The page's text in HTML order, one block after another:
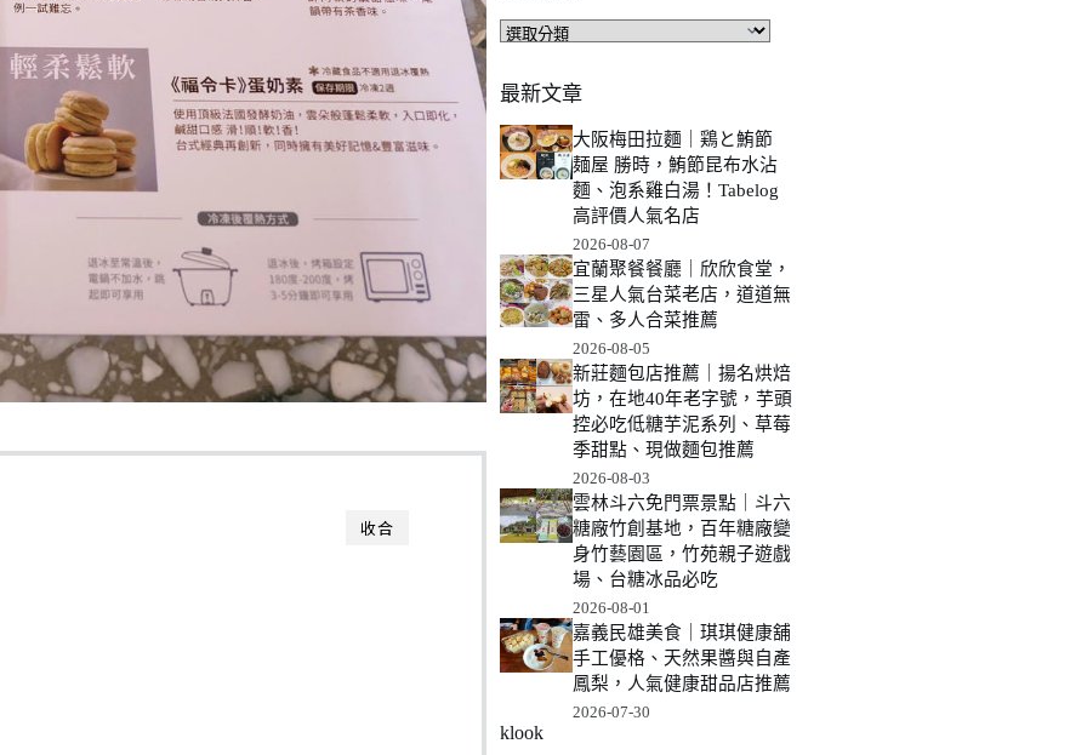
收合
文
分
類
最新文章
大阪梅田拉麵｜鶏と鮪節
麺屋 勝時，鮪節昆布水沾
麵、泡系雞白湯！Tabelog
高評價人氣名店
2026-08-07
宜蘭聚餐餐廳｜欣欣食堂，
三星人氣台菜老店，道道無
雷、多人合菜推薦
2026-08-05
新莊麵包店推薦｜揚名烘焙
坊，在地40年老字號，芋頭
控必吃低糖芋泥系列、草莓
季甜點、現做麵包推薦
2026-08-03
雲林斗六免門票景點｜斗六
糖廠竹創基地，百年糖廠變
身竹藝園區，竹苑親子遊戲
場、台糖冰品必吃
2026-08-01
嘉義民雄美食｜琪琪健康舖
手工優格、天然果醬與自產
鳳梨，人氣健康甜品店推薦
2026-07-30
klook